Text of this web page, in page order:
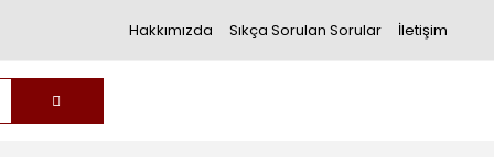
Hakkımızda Sıkça Sorulan Sorular İletişim